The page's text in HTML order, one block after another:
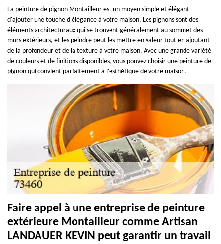
La peinture de pignon Montailleur est un moyen simple et élégant
d'ajouter une touche d'élégance à votre maison. Les pignons sont des
éléments architecturaux qui se trouvent généralement au sommet des
murs extérieurs, et les peindre peut les mettre en valeur tout en ajoutant
de la profondeur et de la texture à votre maison. Avec une grande variété
de couleurs et de finitions disponibles, vous pouvez choisir une peinture de
pignon qui convient parfaitement à l'esthétique de votre maison.
Faire appel à une entreprise de peinture
extérieure Montailleur comme Artisan
LANDAUER KEVIN peut garantir un travail